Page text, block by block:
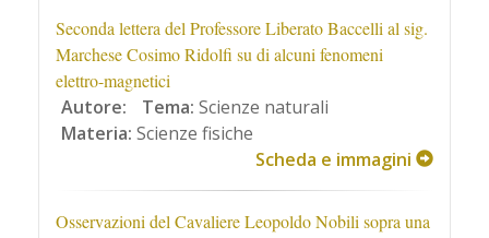
Seconda lettera del Professore Liberato Baccelli al sig.
Marchese Cosimo Ridolfi su di alcuni fenomeni
elettro-magnetici
Autore: Tema: Scienze naturali
Materia: Scienze fisiche
Scheda e immagini
Osservazioni del Cavaliere Leopoldo Nobili sopra una